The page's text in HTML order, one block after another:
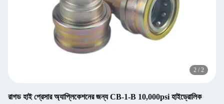
2 / 2
রাগড হাই প্রেসার অ্যাপ্লিকেশনের জন্য CB-1-B 10,000psi হাইড্রোলিক